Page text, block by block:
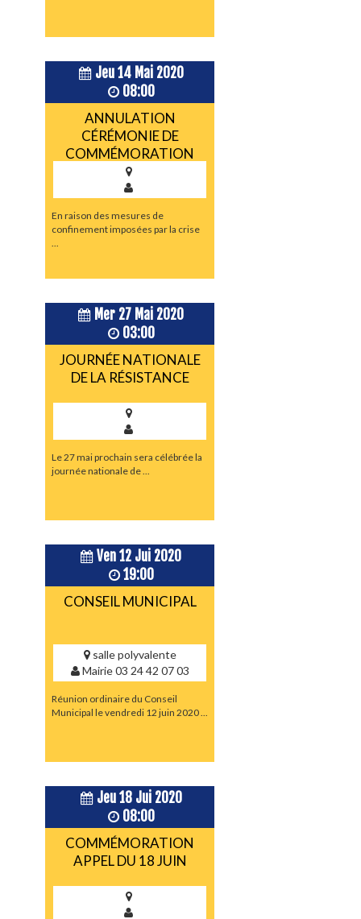
Jeu 14 Mai 2020
08:00
ANNULATION
CÉRÉMONIE DE
COMMÉMORATION
En raison des mesures de
confinement imposées par la crise
...
Mer 27 Mai 2020
03:00
JOURNÉE NATIONALE
DE LA RÉSISTANCE
Le 27 mai prochain sera célébrée la
journée nationale de ...
Ven 12 Jui 2020
19:00
CONSEIL MUNICIPAL
salle polyvalente
Mairie 03 24 42 07 03
Réunion ordinaire du Conseil
Municipal le vendredi 12 juin 2020 ...
Jeu 18 Jui 2020
08:00
COMMÉMORATION
APPEL DU 18 JUIN